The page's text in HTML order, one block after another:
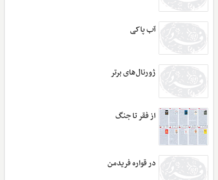
آب پاکی
ژورنال‌های برتر
از فقر تا جنگ
در قواره فریدمن